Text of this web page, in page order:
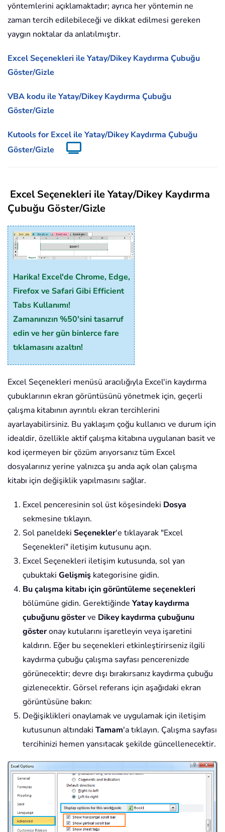
yöntemlerini açıklamaktadır; ayrıca her yöntemin ne
zaman tercih edilebileceği ve dikkat edilmesi gereken
yaygın noktalar da anlatılmıştır.
Excel Seçenekleri ile Yatay/Dikey Kaydırma Çubuğu
Göster/Gizle
VBA kodu ile Yatay/Dikey Kaydırma Çubuğu
Göster/Gizle
Kutools for Excel ile Yatay/Dikey Kaydırma Çubuğu
Göster/Gizle
Excel Seçenekleri ile Yatay/Dikey Kaydırma
Çubuğu Göster/Gizle
Harika! Excel'de Chrome, Edge,
Firefox ve Safari Gibi Efficient
Tabs Kullanımı!
Zamanınızın %50'sini tasarruf
edin ve her gün binlerce fare
tıklamasını azaltın!
Excel Seçenekleri menüsü aracılığıyla Excel'in kaydırma
çubuklarının ekran görüntüsünü yönetmek için, geçerli
çalışma kitabının ayrıntılı ekran tercihlerini
ayarlayabilirsiniz. Bu yaklaşım çoğu kullanıcı ve durum için
idealdir, özellikle aktif çalışma kitabına uygulanan basit ve
kod içermeyen bir çözüm arıyorsanız tüm Excel
dosyalarınız yerine yalnızca şu anda açık olan çalışma
kitabı için değişiklik yapılmasını sağlar.
Excel penceresinin sol üst köşesindeki Dosya
sekmesine tıklayın.
Sol paneldeki Seçenekler'e tıklayarak "Excel
Seçenekleri" iletişim kutusunu açın.
Excel Seçenekleri iletişim kutusunda, sol yan
çubuktaki Gelişmiş kategorisine gidin.
Bu çalışma kitabı için görüntüleme seçenekleri
bölümüne gidin. Gerektiğinde Yatay kaydırma
çubuğunu gösterve Dikey kaydırma çubuğunu
gösteronay kutularını işaretleyin veya işaretini
kaldırın. Eğer bu seçenekleri etkinleştirirseniz ilgili
kaydırma çubuğu çalışma sayfası pencerenizde
görünecektir; devre dışı bırakırsanız kaydırma çubuğu
gizlenecektir. Görsel referans için aşağıdaki ekran
görüntüsüne bakın:
Değişiklikleri onaylamak ve uygulamak için iletişim
kutusunun altındaki Tamam'a tıklayın. Çalışma sayfası
tercihinizi hemen yansıtacak şekilde güncellenecektir.